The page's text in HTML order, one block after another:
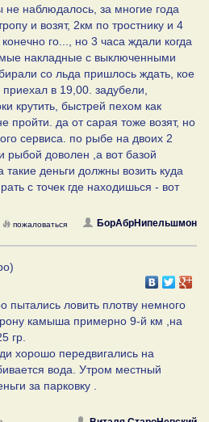
не наблюдалось, за многие года
и возят, 2км по тростнику и 4
го..., но 3 часа ждали когда
накладные с выключенными
со льда пришлось ждать, кое
в 19,00. задубели,
крутить, быстрей пехом как
пройти. да от сарая тоже возят, но
сервиса. по рыбе на двоих 2
рыбой доволен ,а вот базой
деньги должны возить куда
с точек где находишься - вот
БорАбрНипельшмон
пожаловаться
пытались ловить плотву немного
камыша примерно 9-й км ,на
гр.
хорошо передвигались на
вода. Утром местный
за парковку .